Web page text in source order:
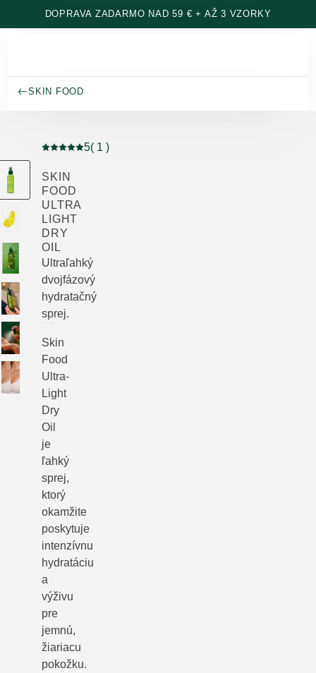
Prejsť na hlavný obsah
DOPRAVA ZADARMO NAD 59 € + AŽ 3 VZORKY
SKIN FOOD
Aktuálne hodnotenie: 5 z 5 hviezdičiek hodnotené 1
5( 1 )
SKIN
FOOD
ULTRA
LIGHT
DRY
OIL
Ultraľahký
dvojfázový
hydratačný
sprej.
Skin
Food
Ultra-
Light
Dry
Oil
je
ľahký
sprej,
ktorý
okamžite
poskytuje
intenzívnu
hydratáciu
a
výživu
pre
jemnú,
žiariacu
pokožku.